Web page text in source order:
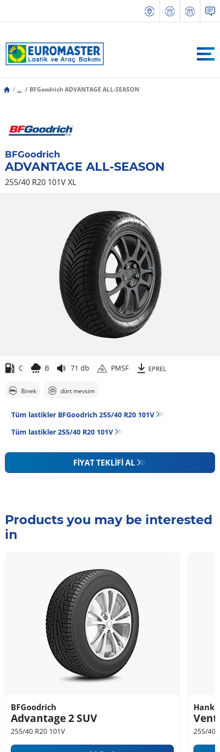
... BFGoodrich ADVANTAGE ALL-SEASON
BFGoodrich
ADVANTAGE ALL-SEASON
255/40 R20 101VXL
C B 71 db PMSF EPREL
Binek dört mevsim
Tüm lastikler BFGoodrich 255/40 R20 101V
Tüm lastikler‎ 255/40 R20 101V
FIYAT TEKLIFI AL
Products you may be interested
in
BFGoodrich
Advantage 2 SUV
255/40 R20 101V 255/40